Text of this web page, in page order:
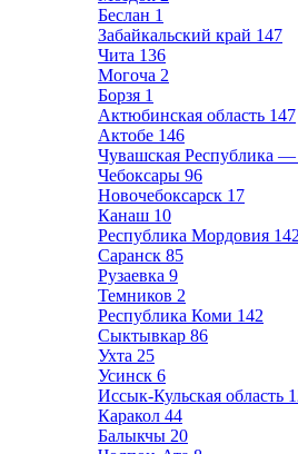
Беслан 1
Забайкальский край 147
Чита 136
Могоча 2
Борзя 1
Актюбинская область 147
Актобе 146
Чувашская Республика
Чебоксары 96
Новочебоксарск 17
Канаш 10
Республика Мордовия 142
Саранск 85
Рузаевка 9
Темников 2
Республика Коми 142
Сыктывкар 86
Ухта 25
Усинск 6
Иссык-Кульская область
Каракол 44
Балыкчы 20